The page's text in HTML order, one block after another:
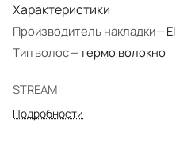
Характеристики
Производитель накладки—
Тип волос—термо волокно
STREAM
Подробности